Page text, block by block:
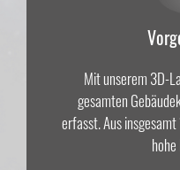
Mit unserem 3D-
gesamten
erfasst. Aus